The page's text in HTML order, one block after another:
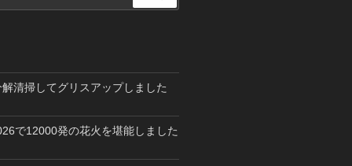
索
清掃してグリスアップしました
で12000発の花火を堪能しました